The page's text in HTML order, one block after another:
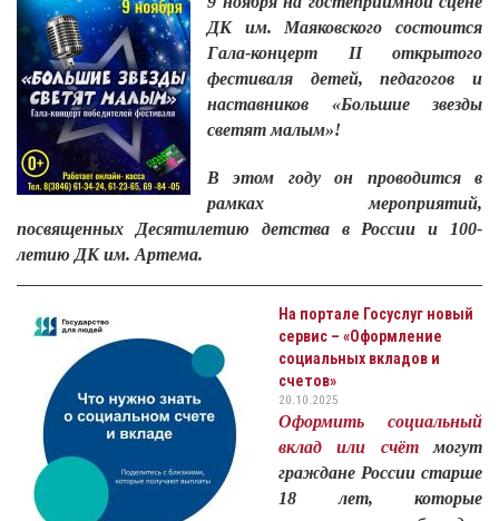
ДК им. Маяковского состоится
Гала-концерт IIоткрытого
фестиваля детей, педагогов и
наставников «Большие звезды
светят малым»!
В этом году он проводится в
рамках мероприятий,
посвященных Десятилетию детства в России и 100-
летию ДК им. Артема.
На портале Госуслуг новый
сервис – «Оформление
социальных вкладов и
счетов»
20.10.2025
Оформить социальный
вклад или счёт
могут
граждане России старше
18 лет, которые